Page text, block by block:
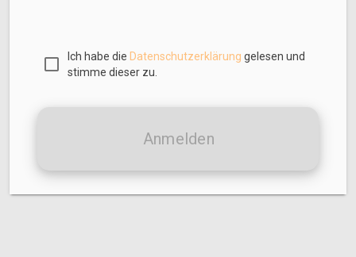
Ich habe die Datenschutzerklärung gelesen und
stimme dieser zu.
Anmelden